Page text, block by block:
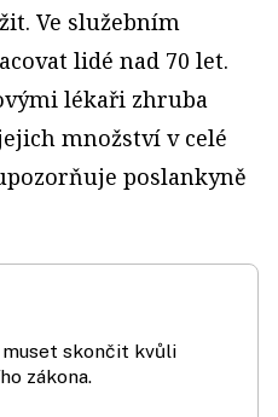
Ve služebním
lidé nad 70 let.
lékaři zhruba
množství v celé
poslankyně
muset skončit kvůli
zákona.